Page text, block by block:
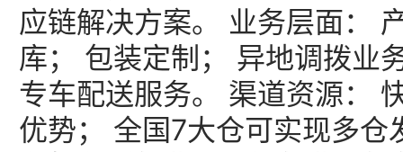
应链解决方案。 业务层面：
库； 包装定制； 异地调拨业
专车配送服务。 渠道资源：
优势； 全国7大仓可实现多